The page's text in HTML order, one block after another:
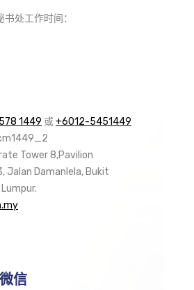
处工作时间：
1449 或+6012-5451449
Tower 8,Pavilion
Jalan Damanlela, Bukit
信